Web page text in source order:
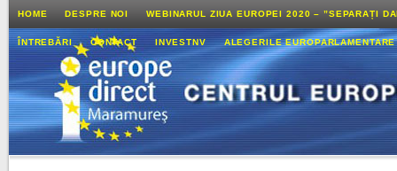
HOME DESPRE NOI WEBINARUL ZIUA EUROPEI 2020 – ”SEPARAȚI
ÎNTREBĂRI CONTACT INVESTNV ALEGERILE